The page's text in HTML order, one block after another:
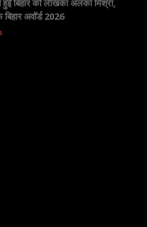
बिहार की लेखिका अलका मिश्रा,
अवॉर्ड 2026